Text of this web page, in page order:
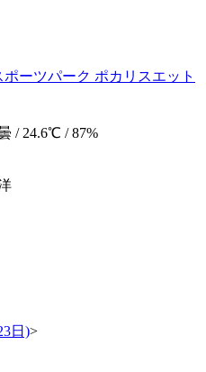
ーツパーク ポカリスエット
/ 24.6℃ / 87%
日)>